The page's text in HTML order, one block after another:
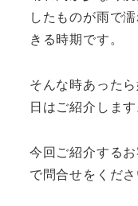
したものが雨で
きる時期です。
そんな時あった
日はご紹介します
今回ご紹介する
で問合せをくださ